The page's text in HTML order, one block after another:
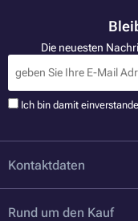
Die neuesten
Ich bin damit
Kontaktdaten
Rund um den Kauf